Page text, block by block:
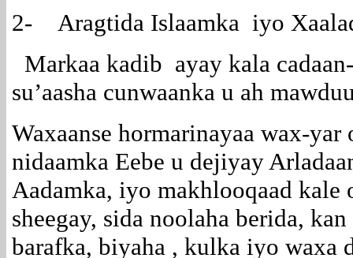
2- Aragtida Islaamka iyo
Markaa kadib ayay kala
su’aasha cunwaanka u ah
Waxaanse hormarinayaa wax-
nidaamka Eebe u dejiyay
Aadamka, iyo makhlooqaad
sheegay, sida noolaha berida,
barafka, biyaha , kulka iyo waxa